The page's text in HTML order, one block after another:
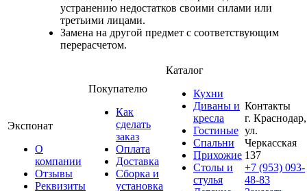
устранению недостатков своими силами или
третьими лицами.
Замена на другой предмет с соответствующим
перерасчетом.
Экспонат
О
компании
Отзывы
Реквизиты
Покупателю
Как
сделать
заказ
Оплата
Доставка
Сборка и
установка
Каталог
Кухни
Диваны и
кресла
Гостиные
Спальни
Прихожие
Столы и
стулья
Контакты
г. Краснодар,
ул.
Черкасская
137
+7 (953) 093-
48-83